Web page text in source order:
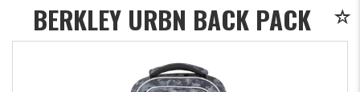
BERKLEY URBN BACK PACK